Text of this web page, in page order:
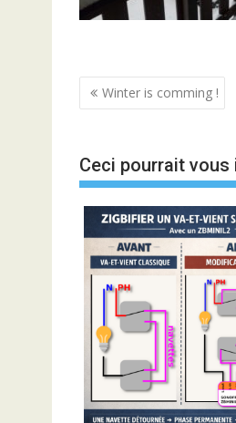
Navigation
l’article
Winter is comming !
Ceci pourrait vous